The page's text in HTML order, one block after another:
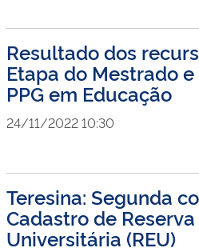
Resultado dos
Etapa do Mestrado
PPG em Educação
24/11/2022 10:30
Teresina: Segunda
Cadastro de
Universitária (REU)